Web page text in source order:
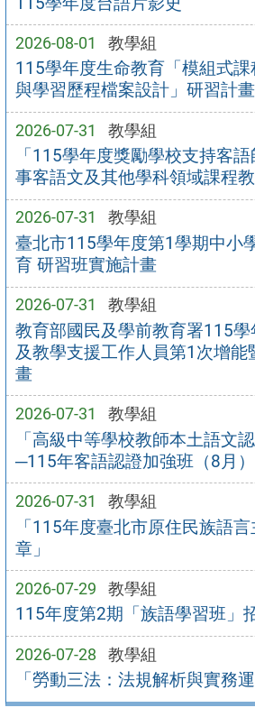
2026-08-01 教學組
115學年度生命教育「模組式
與學習歷程檔案設計」研習計
2026-07-31 教學組
「115學年度獎勵學校支持客
事客語文及其他學科領域課程
2026-07-31 教學組
臺北市115學年度第1學期中小
育 研習班實施計畫
2026-07-31 教學組
教育部國民及學前教育署115
及教學支援工作人員第1次增能
畫
2026-07-31 教學組
「高級中等學校教師本土語文
─115年客語認證加強班（8月）
2026-07-31 教學組
「115年度臺北市原住民族語
章」
2026-07-29 教學組
115年度第2期「族語學習班」
2026-07-28 教學組
「勞動三法：法規解析與實務